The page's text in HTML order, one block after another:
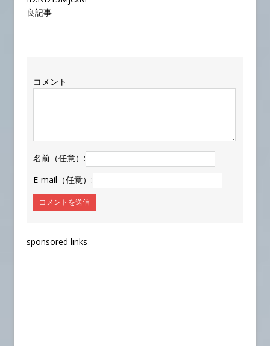
良記事
コメント
名前（任意）:
E-mail（任意）:
sponsored links